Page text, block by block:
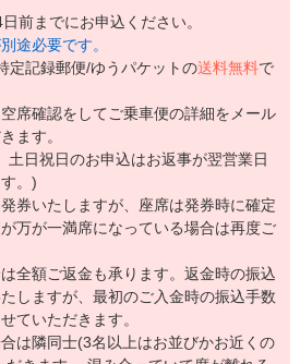
前までにお申込ください。
途必要です。
定記録郵便/ゆうパケットの送料無料で
席確認をしてご乗車便の詳細をメール
ます。
土日祝日のお申込はお返事が翌営業日
。)
券いたしますが、座席は発券時に確定
万が一満席になっている場合は再度ご
全額ご返金も承ります。返金時の振込
しますが、最初のご入金時の振込手数
ていただきます。
は隣同士(3名以上はお並びかお近くの